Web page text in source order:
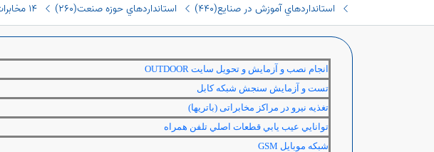
استانداردهاي آموزش در صنايع(٤٤٠)
استانداردهاي حوزه صنعت(٢٦٠) ١٤ مخابرات (٨)
انجام نصب و آزمایش و تحویل سایت OUTDOOR
تست و آزمایش سنجش شبکه کابل
تغذیه نیرو در مراکز مخابراتی (باتریها)
توانايي عيب يابي قطعات اصلي تلفن همراه
شبكه موبايل GSM